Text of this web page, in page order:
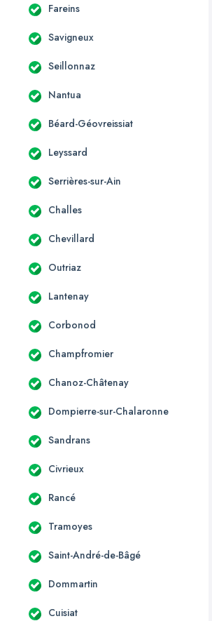
Fareins
Savigneux
Seillonnaz
Nantua
Béard-Géovreissiat
Leyssard
Serrières-sur-Ain
Challes
Chevillard
Outriaz
Lantenay
Corbonod
Champfromier
Chanoz-Châtenay
Dompierre-sur-Chalaronne
Sandrans
Civrieux
Rancé
Tramoyes
Saint-André-de-Bâgé
Dommartin
Cuisiat